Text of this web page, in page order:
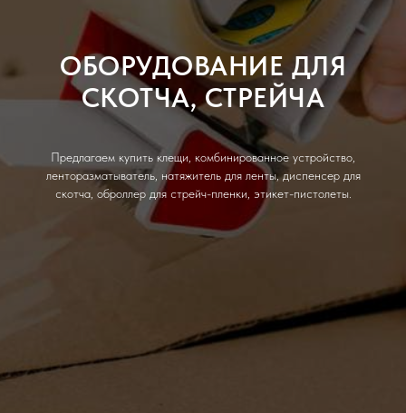
ОБОРУДОВАНИЕ ДЛЯ
СКОТЧА, СТРЕЙЧА
Предлагаем купить клещи, комбинированное устройство,
ленторазматыватель, натяжитель для ленты, диспенсер для
скотча, оброллер для стрейч-пленки, этикет-пистолеты.